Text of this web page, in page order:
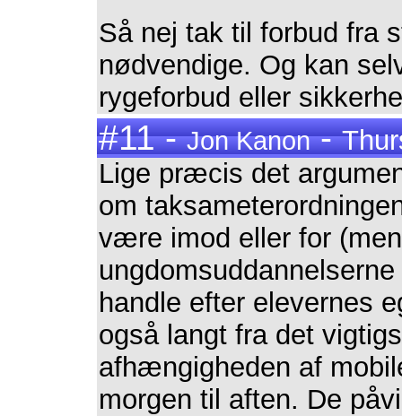
Så nej tak til forbud fra
nødvendige. Og kan
rygeforbud eller
#11 -Jon Kanon-
Lige præcis det
om
være imod eller for
handle efter elevernes
også langt fra det
afhængigheden af
morgen til aften. De